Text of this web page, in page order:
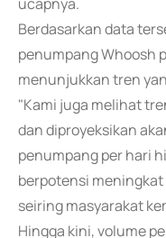
Berdasarkan data
penumpang Whoosh
menunjukkan tren
"Kami juga melihat
dan diproyeksikan
penumpang per hari
berpotensi
seiring masyarakat
Hingga kini, volume